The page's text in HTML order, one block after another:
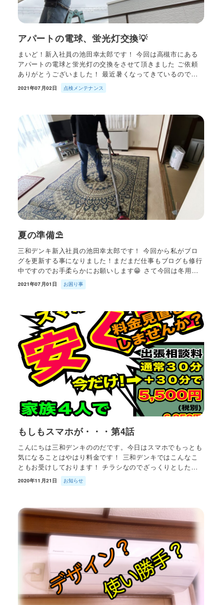
アパートの電球、蛍光灯交換💡
まいど！新入社員の池田幸太郎です！ 今回は高槻市にある
アパートの電球と蛍光灯の交換をさせて頂きました ご依頼
ありがとうございました！ 最近暑くなってきているので…
2021年07月02日 点検メンテナンス
夏の準備⛱
三和デンキ新入社員の池田幸太郎です！ 今回から私がブロ
グを更新する事になりました！まだまだ仕事もブログも修行
中ですのでお手柔らかにお願いします😁 さて今回は冬用…
2021年07月01日 お困り事
もしもスマホが・・・第4話
こんにちは三和デンキののだです。今日はスマホでもっとも
気になることはやはり料金です！ 三和デンキではこんなこ
ともお受けしております！ チラシなのでざっくりとした…
2020年11月21日 お知らせ